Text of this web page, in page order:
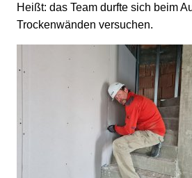
Heißt: das Team durfte sich beim
Trockenwänden versuchen.